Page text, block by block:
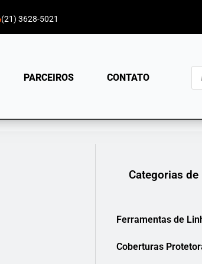
(21) 3628-5021
PARCEIROS CONTATO
Categorias
Ferramentas de
Coberturas